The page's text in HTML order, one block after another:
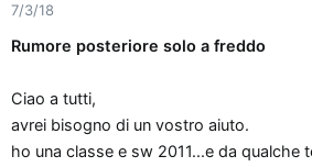
c
i
o
n
7/3/18
Rumore posteriore solo a freddo
Ciao a tutti,
avrei bisogno di un vostro aiuto.
ho una classe e sw 2011...e da qualche